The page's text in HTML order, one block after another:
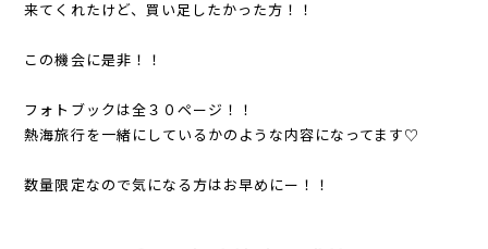
来てくれたけど、買い足したかった方！！
この機会に是非！！
フォトブックは全３０ページ！！
熱海旅行を一緒にしているかのような内容になってます♡
数量限定なので気になる方はお早めにー！！